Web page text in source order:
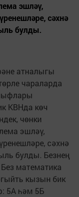
эшләү,
сәхнә
булды.
атналыгы
чараларда
КВНда көч
чөнки
эшләү,
сәхнә
булды. Безнең
Без математика
кызын бик
5А һәм 5Б